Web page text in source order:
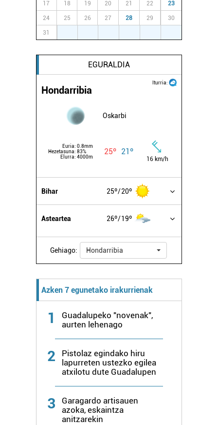
17 18 19 20 21 22 23
24 25 26 27 28 29 30
31
EGURALDIA
Iturria:
Hondarribia
Oskarbi
Euria: 0.8mm
Hezetasuna: 83%
Elurra: 4000m
25º 21º
16 km/h
Bihar 25º 20º
Asteartea 26º 19º
Gehiago: Hondarribia
Azken 7 egunetako irakurrienak
1
Guadalupeko "novenak",
aurten lehenago
2
Pistolaz egindako hiru
lapurreten ustezko egilea
atxilotu dute Guadalupen
3
Garagardo artisauen
azoka, eskaintza
anitzarekin